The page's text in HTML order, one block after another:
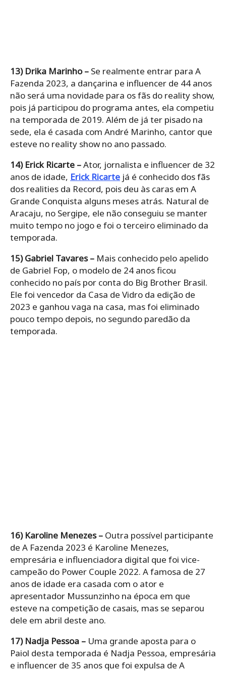
13) Drika Marinho – Se realmente entrar para A
Fazenda 2023, a dançarina e influencer de 44 anos
não será uma novidade para os fãs do reality show,
pois já participou do programa antes, ela competiu
na temporada de 2019. Além de já ter pisado na
sede, ela é casada com André Marinho, cantor que
esteve no reality show no ano passado.
14) Erick Ricarte –Ator, jornalista e influencer de 32
anos de idade, Erick Ricarte já é conhecido dos fãs
dos realities da Record, pois deu às caras em A
Grande Conquista alguns meses atrás. Natural de
Aracaju, no Sergipe, ele não conseguiu se manter
muito tempo no jogo e foi o terceiro eliminado da
temporada.
15) Gabriel Tavares – Mais conhecido pelo apelido
de Gabriel Fop, o modelo de 24 anos ficou
conhecido no país por conta do Big Brother Brasil.
Ele foi vencedor da Casa de Vidro da edição de
2023 e ganhou vaga na casa, mas foi eliminado
pouco tempo depois, no segundo paredão da
temporada.
16) Karoline Menezes – Outra possível participante
de A Fazenda 2023 é Karoline Menezes,
empresária e influenciadora digital que foi vice-
campeão do Power Couple 2022. A famosa de 27
anos de idade era casada com o ator e
apresentador Mussunzinho na época em que
esteve na competição de casais, mas se separou
dele em abril deste ano.
17) Nadja Pessoa – Uma grande aposta para o
Paiol desta temporada é Nadja Pessoa, empresária
e influencer de 35 anos que foi expulsa de A